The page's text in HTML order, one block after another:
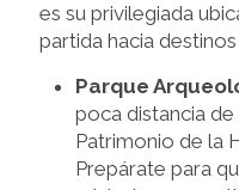
es su privilegiada
partida hacia
Parque
poca distancia
Patrimonio de la
Prepárate para